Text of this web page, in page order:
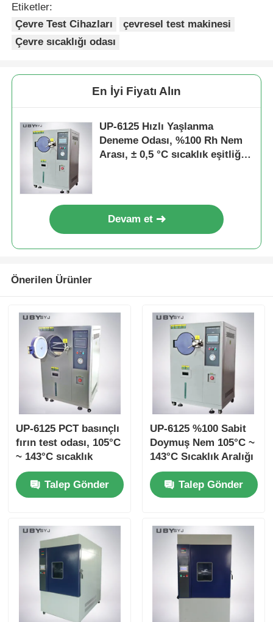
Etiketler:
Çevre Test Cihazları
çevresel test makinesi
Çevre sıcaklığı odası
En İyi Fiyatı Alın
UP-6125 Hızlı Yaşlanma
Deneme Odası, %100 Rh Nem
Arası, ± 0,5 °C sıcaklık eşitliği
Devam et
Önerilen Ürünler
UP-6125 PCT basınçlı
fırın test odası, 105°C
~ 143°C sıcaklık
aralığı ve 0.05 ~
0.30MPa çalışma
basıncı için %100 RH
Talep Gönder
UP-6125 %100 Sabit
Doymuş Nem 105°C ~
143°C Sıcaklık Aralığı
ve 0.05~0.30MPa
Çalışma Basıncına
Sahip Hızlandırılmış
Odası
Talep Gönder